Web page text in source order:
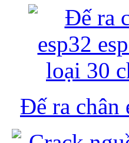
Đế ra chân